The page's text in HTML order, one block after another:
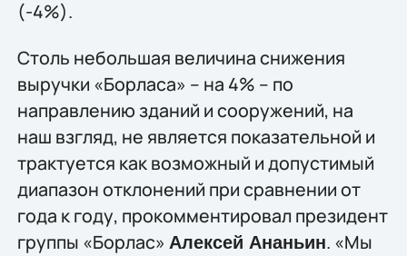
(-4%).
Столь небольшая величина снижения
выручки «Борласа» – на 4% – по
направлению зданий и сооружений, на
наш взгляд, не является показательной и
трактуется как возможный и допустимый
диапазон отклонений при сравнении от
года к году, прокомментировал президент
группы «Борлас» Алексей Ананьин. «Мы